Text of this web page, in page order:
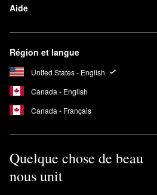
Aide
Région et langue
United States - English
Canada - English
Canada - Français
Quelque chose de beau
nous unit